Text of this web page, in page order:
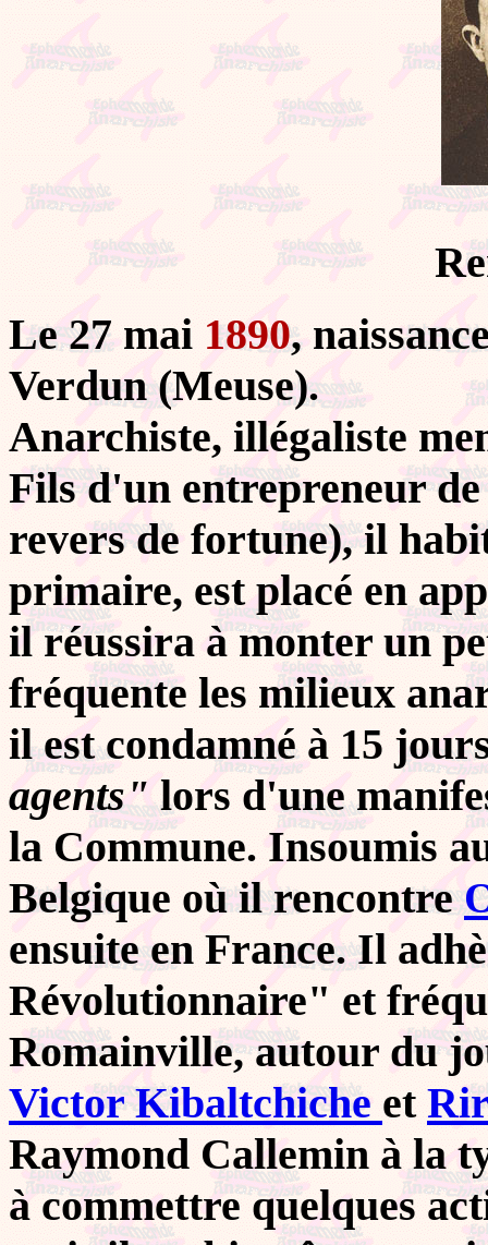
Le 27 mai 1890,
Verdun (Meuse).
Anarchiste, illégaliste
Fils d'un entrepreneur
revers de fortune), il
primaire, est placé en
il réussira à monter un
fréquente les milieux
il est condamné à 15
agents"lors d'une
la Commune. Insoumis
Belgique où il rencontre
ensuite en France. Il
Révolutionnaire" et
Romainville, autour du
Victor Kibaltchiche et
Raymond Callemin à la
à commettre quelques